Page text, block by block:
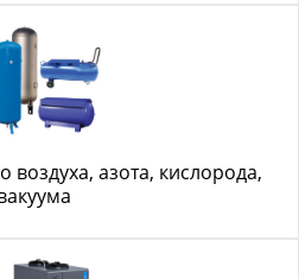
воздуха, азота, кислорода,